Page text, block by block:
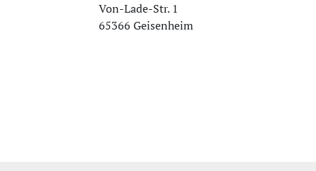
Von-Lade-Str. 1
65366 Geisenheim